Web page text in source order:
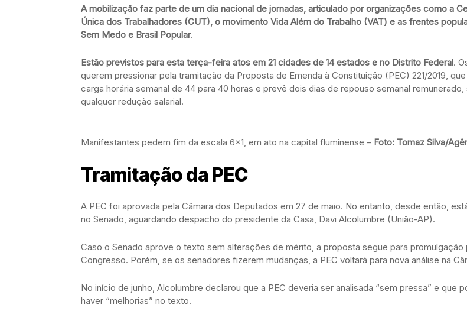
A mobilização faz parte de um dia nacional de jornadas, articulado por organizações como a
Única dos Trabalhadores (CUT), o movimento Vida Além do Trabalho (VAT) e as frentes
Sem Medo e Brasil Popular.
Estão previstos para esta terça-feira atos em 21 cidades de 14 estados e no Distrito Federal.
querem pressionar pela tramitação da Proposta de Emenda à Constituição (PEC) 221/2019,
carga horária semanal de 44 para 40 horas e prevê dois dias de repouso semanal remunerado,
qualquer redução salarial.
Manifestantes pedem fim da escala 6×1, em ato na capital fluminense – Foto: Tomaz Silva/
Tramitação da PEC
A PEC foi aprovada pela Câmara dos Deputados em 27 de maio. No entanto, desde então,
no Senado, aguardando despacho do presidente da Casa, Davi Alcolumbre (União-AP).
Caso o Senado aprove o texto sem alterações de mérito, a proposta segue para promulgação
Congresso. Porém, se os senadores fizerem mudanças, a PEC voltará para nova análise na
No início de junho, Alcolumbre declarou que a PEC deveria ser analisada “sem pressa” e que
haver “melhorias” no texto.